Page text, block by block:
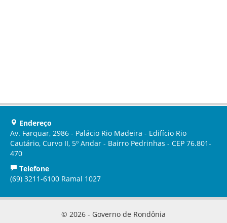
Endereço
Av. Farquar, 2986 - Palácio Rio Madeira - Edifício Rio
Cautário, Curvo II, 5º Andar - Bairro Pedrinhas - CEP 76.801-
470
Telefone
(69) 3211-6100 Ramal 1027
© 2026 - Governo de Rondônia